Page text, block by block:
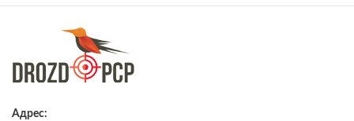
Адрес: